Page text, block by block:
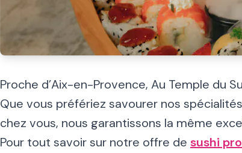
Proche d’Aix-en-Provence, Au Temple du
Que vous préfériez savourer nos
chez vous, nous garantissons la même
Pour tout savoir sur notre offre de sushi